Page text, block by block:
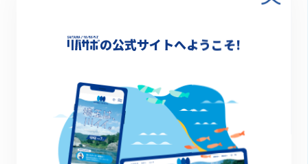
埼玉県立川の博物館
荒川と流入河川の水生生物調査
公式サイト
の公式サイトへようこそ!